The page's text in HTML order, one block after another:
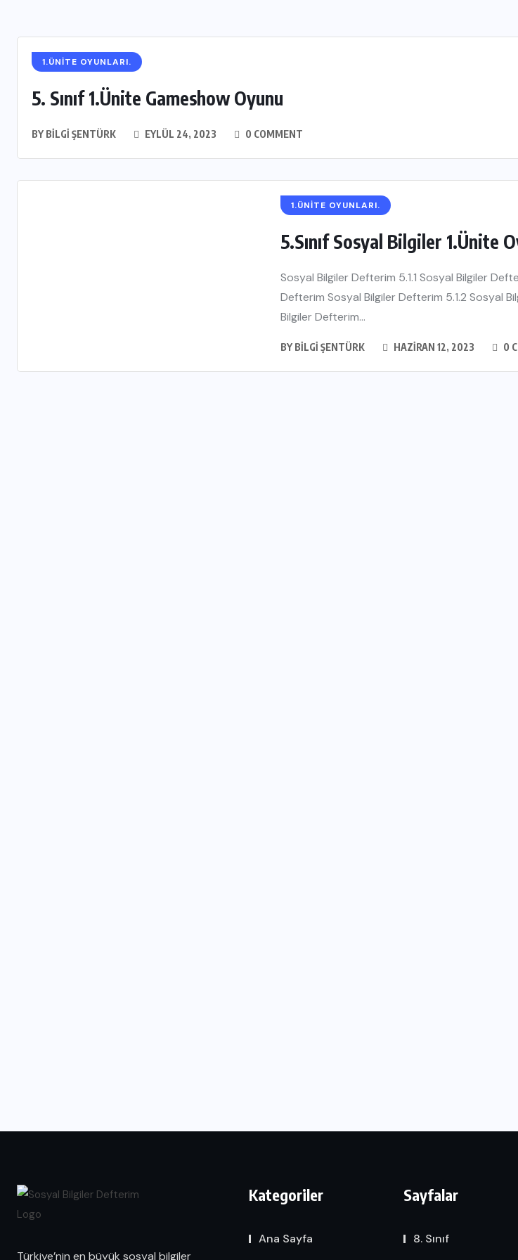
1.ÜNİTE OYUNLARI.
5. Sınıf 1.Ünite Gameshow Oyunu
BY BILGI ŞENTÜRK EYLÜL 24, 2023 0 COMMENT
1.ÜNİTE OYUNLARI.
5.Sınıf Sosyal Bilgiler 1.Ünite
Sosyal Bilgiler Defterim 5.1.1 Sosyal Bilgiler
Defterim Sosyal Bilgiler Defterim 5.1.2 Sosyal
Bilgiler Defterim...
BY BILGI ŞENTÜRK HAZIRAN 12, 2023 0
Türkiye’nin en büyük sosyal bilgiler
Kategoriler
Ana Sayfa
Sayfalar
8. Sınıf